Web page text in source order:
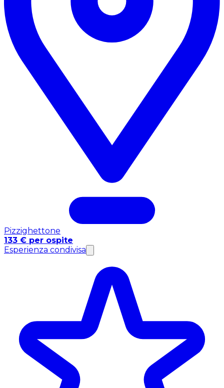
Pizzighettone
133 € per ospite
Esperienza condivisa